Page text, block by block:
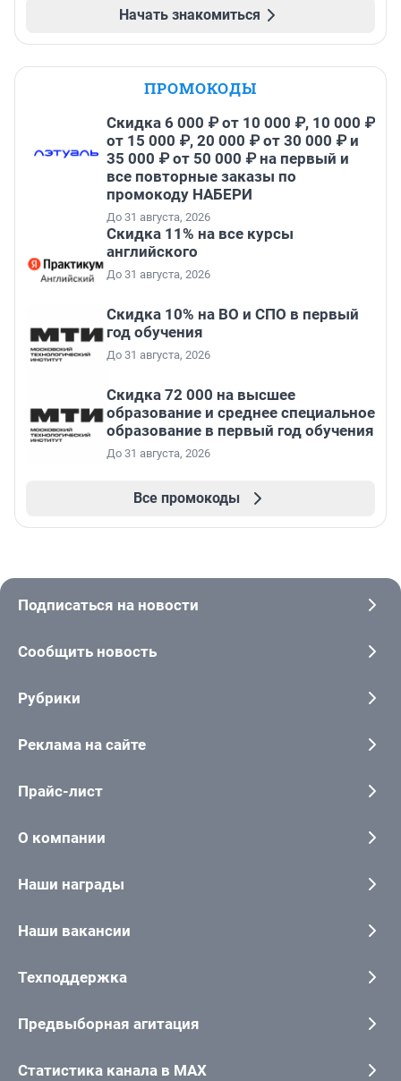
Начать знакомиться
ПРОМОКОДЫ
Скидка 6 000 ₽ от 10 000 ₽, 10 000 ₽
от 15 000 ₽, 20 000 ₽ от 30 000 ₽ и
35 000 ₽ от 50 000 ₽ на первый и
все повторные заказы по
промокоду НАБЕРИ
До 31 августа, 2026
Скидка 11% на все курсы
английского
До 31 августа, 2026
Скидка 10% на ВО и СПО в первый
год обучения
До 31 августа, 2026
Скидка 72 000 на высшее
образование и среднее специальное
образование в первый год обучения
До 31 августа, 2026
Все промокоды
Подписаться на новости
Сообщить новость
Рубрики
Реклама на сайте
Прайс-лист
О компании
Наши награды
Наши вакансии
Техподдержка
Предвыборная агитация
Статистика канала в MAX